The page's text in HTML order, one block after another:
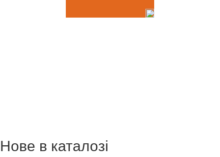
Нове в каталозі